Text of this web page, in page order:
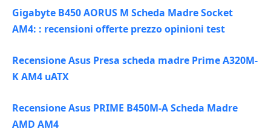
Gigabyte B450 AORUS M Scheda Madre Socket
AM4: : recensioni offerte prezzo opinioni test
Recensione Asus Presa scheda madre Prime A320M-
K AM4 uATX
Recensione Asus PRIME B450M-A Scheda Madre
AMD AM4